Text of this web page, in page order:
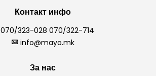
Контакт инфо
070/323-028 070/322-714
info@mayo.mk
За нас